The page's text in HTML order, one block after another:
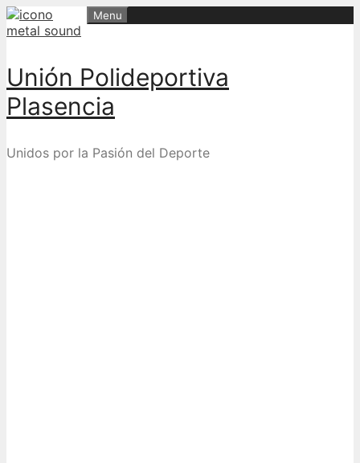
Skip
to
Unión Polideportiva
Plasencia
Unidos por la Pasión del Deporte
Menu